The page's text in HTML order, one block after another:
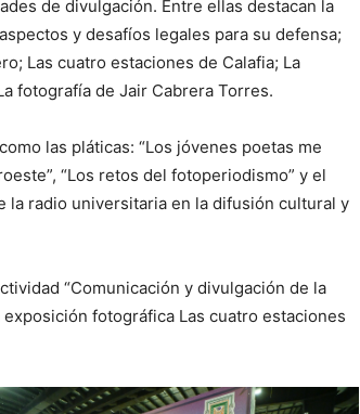
de divulgación. Entre ellas destacan la
y desafíos legales para su defensa;
Las cuatro estaciones de Calafia; La
fotografía de Jair Cabrera Torres.
las pláticas: “Los jóvenes poetas me
“Los retos del fotoperiodismo” y el
la radio universitaria en la difusión cultural y
“Comunicación y divulgación de la
exposición fotográfica Las cuatro estaciones